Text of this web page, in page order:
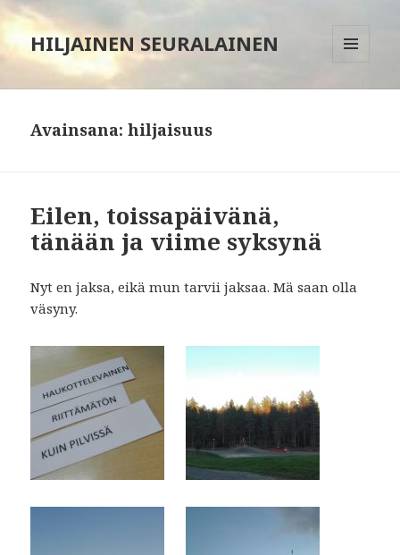
HILJAINEN SEURALAINEN
Avainsana:hiljaisuus
Eilen, toissapäivänä,
tänään ja viime syksynä
Nyt en jaksa, eikä mun tarvii jaksaa. Mä saan olla
väsyny.